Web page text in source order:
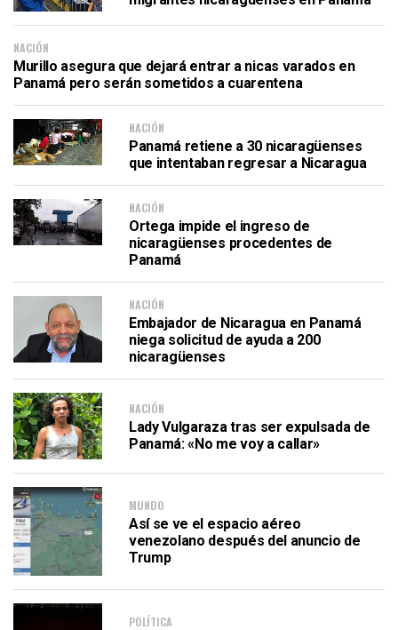
NACIÓN
Murillo asegura que dejará entrar a nicas varados en
Panamá pero serán sometidos a cuarentena
NACIÓN
Panamá retiene a 30 nicaragüenses
que intentaban regresar a Nicaragua
NACIÓN
Ortega impide el ingreso de
nicaragüenses procedentes de
Panamá
NACIÓN
Embajador de Nicaragua en Panamá
niega solicitud de ayuda a 200
nicaragüenses
NACIÓN
Lady Vulgaraza tras ser expulsada de
Panamá: «No me voy a callar»
MUNDO
Así se ve el espacio aéreo
venezolano después del anuncio de
Trump
POLÍTICA